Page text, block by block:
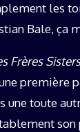
les
Bale, ça
Frères Sisters
première
une toute
son